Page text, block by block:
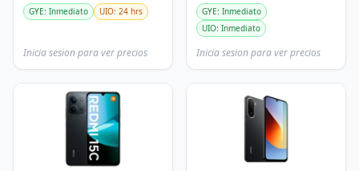
GYE: Inmediato UIO: 24 hrs
Inicia sesion para ver precios
GYE: Inmediato
UIO: Inmediato
Inicia sesion para ver precios